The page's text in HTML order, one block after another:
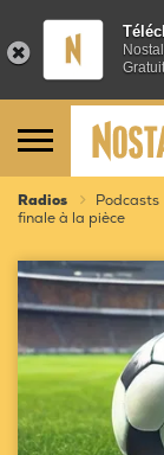
Radios Podcasts
finale à la pièce